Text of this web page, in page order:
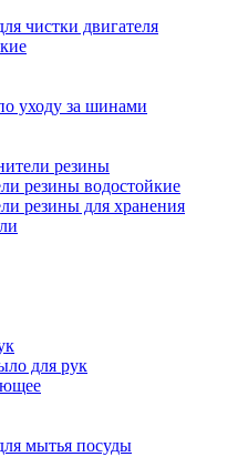
чистки двигателя
уходу за шинами
резины
резины водостойкие
резины для хранения
для рук
мытья посуды